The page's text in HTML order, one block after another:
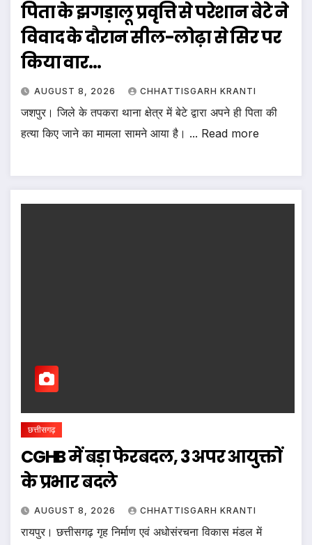
पिता के झगड़ालू प्रवृत्ति से परेशान बेटे ने
विवाद के दौरान सील-लोढ़ा से सिर पर
किया वार…
AUGUST 8, 2026 CHHATTISGARH KRANTI
जशपुर। जिले के तपकरा थाना क्षेत्र में बेटे द्वारा अपने ही पिता की
हत्या किए जाने का मामला सामने आया है। ... Read more
छत्तीसगढ़
CGHB में बड़ा फेरबदल, 3 अपर आयुक्तों
के प्रभार बदले
AUGUST 8, 2026 CHHATTISGARH KRANTI
रायपुर। छत्तीसगढ़ गृह निर्माण एवं अधोसंरचना विकास मंडल में